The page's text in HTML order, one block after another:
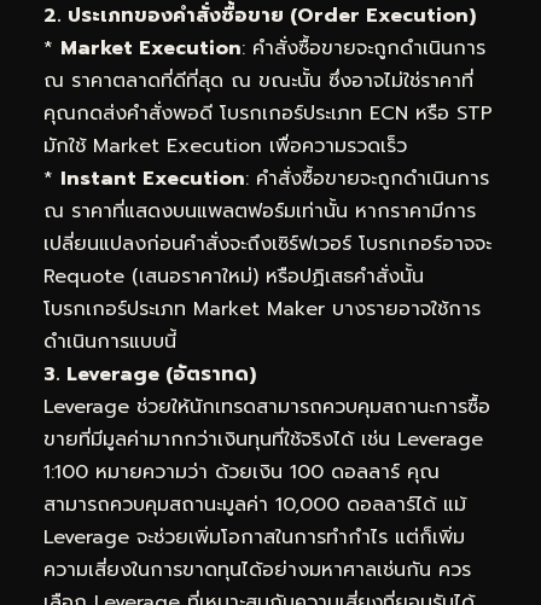
2. ประเภทของคำสั่งซื้อขาย (Order Execution)
* Market Execution: คำสั่งซื้อขายจะถูกดำเนินการ
ณ ราคาตลาดที่ดีที่สุด ณ ขณะนั้น ซึ่งอาจไม่ใช่ราคาที่
คุณกดส่งคำสั่งพอดี โบรกเกอร์ประเภท ECN หรือ STP
มักใช้ Market Execution เพื่อความรวดเร็ว
* Instant Execution: คำสั่งซื้อขายจะถูกดำเนินการ
ณ ราคาที่แสดงบนแพลตฟอร์มเท่านั้น หากราคามีการ
เปลี่ยนแปลงก่อนคำสั่งจะถึงเซิร์ฟเวอร์ โบรกเกอร์อาจจะ
Requote (เสนอราคาใหม่) หรือปฏิเสธคำสั่งนั้น
โบรกเกอร์ประเภท Market Maker บางรายอาจใช้การ
ดำเนินการแบบนี้
3. Leverage (อัตราทด)
Leverage ช่วยให้นักเทรดสามารถควบคุมสถานะการซื้อ
ขายที่มีมูลค่ามากกว่าเงินทุนที่ใช้จริงได้ เช่น Leverage
1:100 หมายความว่า ด้วยเงิน 100 ดอลลาร์ คุณ
สามารถควบคุมสถานะมูลค่า 10,000 ดอลลาร์ได้ แม้
Leverage จะช่วยเพิ่มโอกาสในการทำกำไร แต่ก็เพิ่ม
ความเสี่ยงในการขาดทุนได้อย่างมหาศาลเช่นกัน ควร